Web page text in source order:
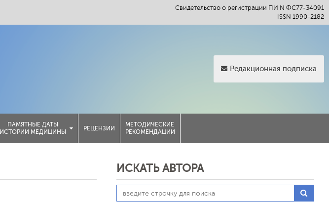
Свидетельство о регистрации ПИ N ФС77-34091
ISSN 1990-2182
Редакционная подписка
ПАМЯТНЫЕ ДАТЫ
ИСТОРИИ МЕДИЦИНЫ
РЕЦЕНЗИИ
МЕТОДИЧЕСКИЕ
РЕКОМЕНДАЦИИ
ИСКАТЬ АВТОРА